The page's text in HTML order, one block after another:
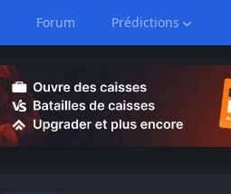
Forum Prédictions